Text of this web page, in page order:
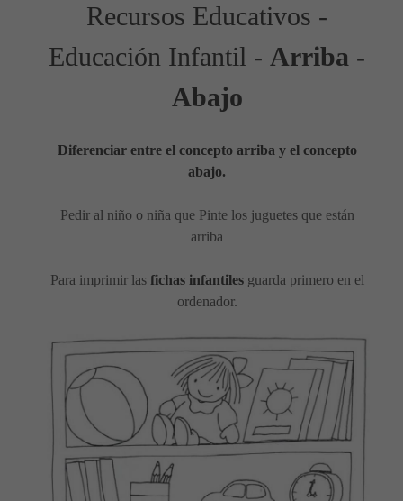
Recursos Educativos -
Educación Infantil - Arriba -
Abajo
Diferenciar entre el concepto arriba y el concepto
abajo.
Pedir al niño o niña que Pinte los juguetes que están
arriba
Para imprimir las fichas infantilesguarda primero en el
ordenador.